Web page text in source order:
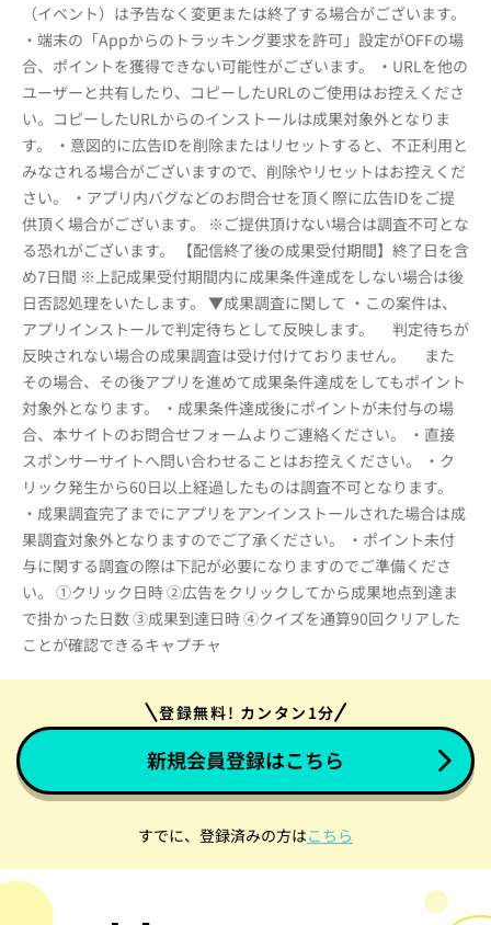
（イベント）は予告なく変更または終了する場合がございます。
・端末の「Appからのトラッキング要求を許可」設定がOFFの場
合、ポイントを獲得できない可能性がございます。 ・URLを他の
ユーザーと共有したり、コピーしたURLのご使用はお控えくださ
い。コピーしたURLからのインストールは成果対象外となりま
す。 ・意図的に広告IDを削除またはリセットすると、不正利用と
みなされる場合がございますので、削除やリセットはお控えくだ
さい。 ・アプリ内バグなどのお問合せを頂く際に広告IDをご提
供頂く場合がございます。 ※ご提供頂けない場合は調査不可とな
る恐れがございます。 【配信終了後の成果受付期間】終了日を含
め7日間 ※上記成果受付期間内に成果条件達成をしない場合は後
日否認処理をいたします。 ▼成果調査に関して ・この案件は、
アプリインストールで判定待ちとして反映します。 判定待ちが
反映されない場合の成果調査は受け付けておりません。 また
その場合、その後アプリを進めて成果条件達成をしてもポイント
対象外となります。 ・成果条件達成後にポイントが未付与の場
合、本サイトのお問合せフォームよりご連絡ください。 ・直接
スポンサーサイトへ問い合わせることはお控えください。 ・ク
リック発生から60日以上経過したものは調査不可となります。
・成果調査完了までにアプリをアンインストールされた場合は成
果調査対象外となりますのでご了承ください。 ・ポイント未付
与に関する調査の際は下記が必要になりますのでご準備くださ
い。 ①クリック日時 ②広告をクリックしてから成果地点到達ま
で掛かった日数 ③成果到達日時 ④クイズを通算90回クリアした
ことが確認できるキャプチャ
登録無料! カンタン1分
新規会員登録はこちら
すでに、登録済みの方はこちら